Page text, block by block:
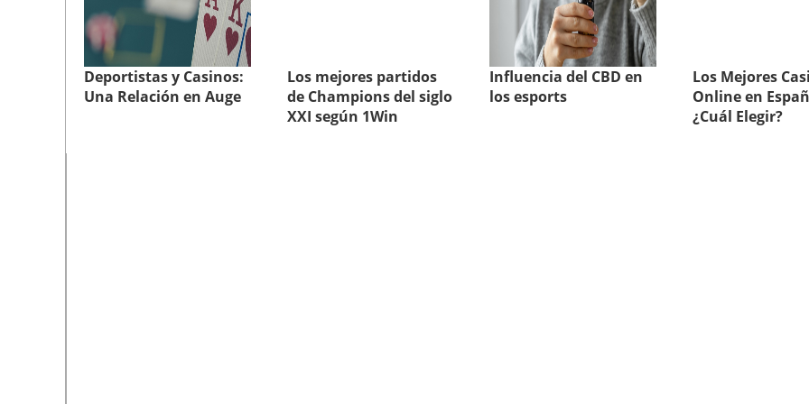
Deportistas y Casinos:
Una Relación en Auge
Los mejores partidos
de Champions del siglo
XXI según 1Win
Influencia del CBD en
los esports
Los Mejores
Online en
¿Cuál Elegir?